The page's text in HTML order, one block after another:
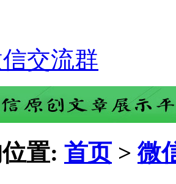
交流群
置: 首页 >微